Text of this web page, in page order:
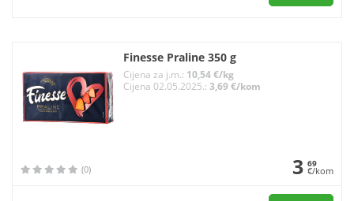
Finesse Praline 350 g
Cijena za j.m.: 10,54 €/kg
Cijena 02.05.2025.: 3,69 €/kom
(0) 3 69
€/kom